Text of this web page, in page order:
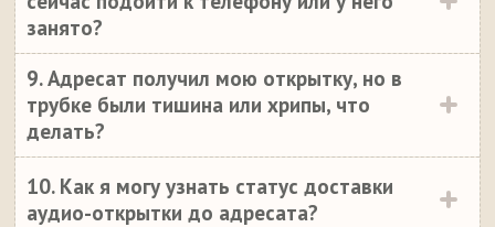
занято?
9. Адресат получил мою открытку, но в
трубке были тишина или хрипы, что
делать?
10. Как я могу узнать статус доставки
аудио-открытки до адресата?